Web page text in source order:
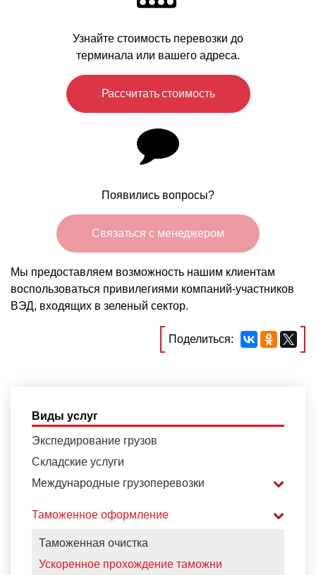
Узнайте стоимость перевозки до
терминала или вашего адреса.
Рассчитать стоимость
Появились вопросы?
Связаться с менеджером
Мы предоставляем возможность нашим клиентам
воспользоваться привилегиями компаний-участников
ВЭД, входящих в зеленый сектор.
Поделиться:
Виды услуг
Экспедирование грузов
Складские услуги
Международные грузоперевозки
Таможенное оформление
Таможенная очистка
Ускоренное прохождение таможни